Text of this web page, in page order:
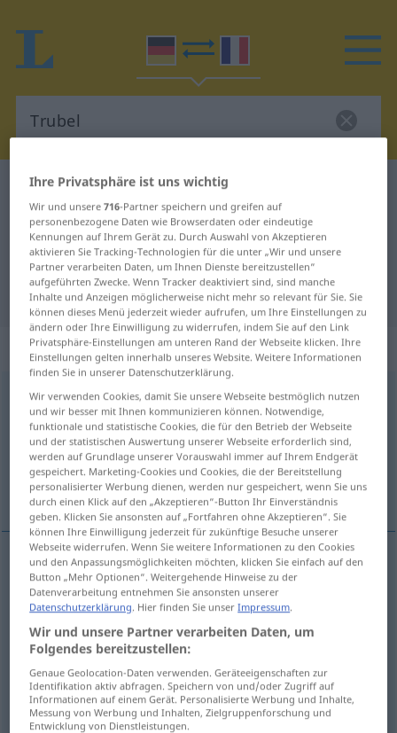
Deutsch-Französisch Wörterbuch
Deutsch-Französisch Übersetzung
für "Trubel"
"Trubel" Französisch Übersetzung
„Trubel“: Maskulinum
Trubel [ˈtruːbəl]m <Trubels>
Übersicht aller Übersetzungen
(Für mehr Details die Übersetzung anklicken/antippen)
agitation, tumulte, tohu-bohu
agitationf Trubel
tumulte m Trubel
tohu-bohu m Trubel
Ihre Privatsphäre ist uns wichtig
Wir und unsere716-Partner speichern und greifen auf
personenbezogene Daten wie Browserdaten oder eindeutige
Kennungen auf Ihrem Gerät zu. Durch Auswahl von Akzeptieren
aktivieren Sie Tracking-Technologien für die unter „Wir und unsere
Partner verarbeiten Daten, um Ihnen Dienste bereitzustellen“
aufgeführten Zwecke. Wenn Tracker deaktiviert sind, sind manche
Inhalte und Anzeigen möglicherweise nicht mehr so relevant für Sie. Sie
können dieses Menü jederzeit wieder aufrufen, um Ihre Einstellungen zu
ändern oder Ihre Einwilligung zu widerrufen, indem Sie auf den Link
Privatsphäre-Einstellungen am unteren Rand der Webseite klicken. Ihre
Einstellungen gelten innerhalb unseres Website. Weitere Informationen
finden Sie in unserer Datenschutzerklärung.
Wir verwenden Cookies, damit Sie unsere Webseite bestmöglich nutzen
und wir besser mit Ihnen kommunizieren können. Notwendige,
funktionale und statistische Cookies, die für den Betrieb der Webseite
und der statistischen Auswertung unserer Webseite erforderlich sind,
werden auf Grundlage unserer Vorauswahl immer auf Ihrem Endgerät
gespeichert. Marketing-Cookies und Cookies, die der Bereitstellung
personalisierter Werbung dienen, werden nur gespeichert, wenn Sie uns
durch einen Klick auf den „Akzeptieren“-Button Ihr Einverständnis
geben. Klicken Sie ansonsten auf „Fortfahren ohne Akzeptieren“. Sie
können Ihre Einwilligung jederzeit für zukünftige Besuche unserer
Webseite widerrufen. Wenn Sie weitere Informationen zu den Cookies
und den Anpassungsmöglichkeiten möchten, klicken Sie einfach auf den
Button „Mehr Optionen“. Weitergehende Hinweise zu der
Datenverarbeitung entnehmen Sie ansonsten unserer
Datenschutzerklärung. Hier finden Sie unserImpressum.
Wir und unsere Partner verarbeiten Daten, um
Folgendes bereitzustellen:
Genaue Geolocation-Daten verwenden. Geräteeigenschaften zur
Identifikation aktiv abfragen. Speichern von und/oder Zugriff auf
Informationen auf einem Gerät. Personalisierte Werbung und Inhalte,
Messung von Werbung und Inhalten, Zielgruppenforschung und
Entwicklung von Dienstleistungen.